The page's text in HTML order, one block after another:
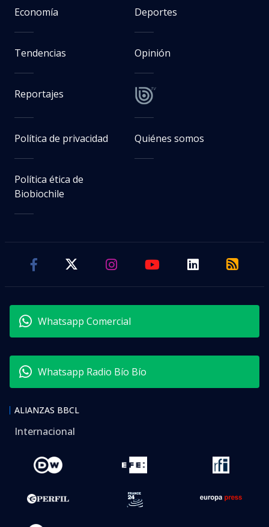
Economía Deportes
Tendencias Opinión
Reportajes
Política de privacidad Quiénes somos
Política ética de
Biobiochile
Whatsapp Comercial
Whatsapp Radio Bío Bío
ALIANZAS BBCL
Internacional